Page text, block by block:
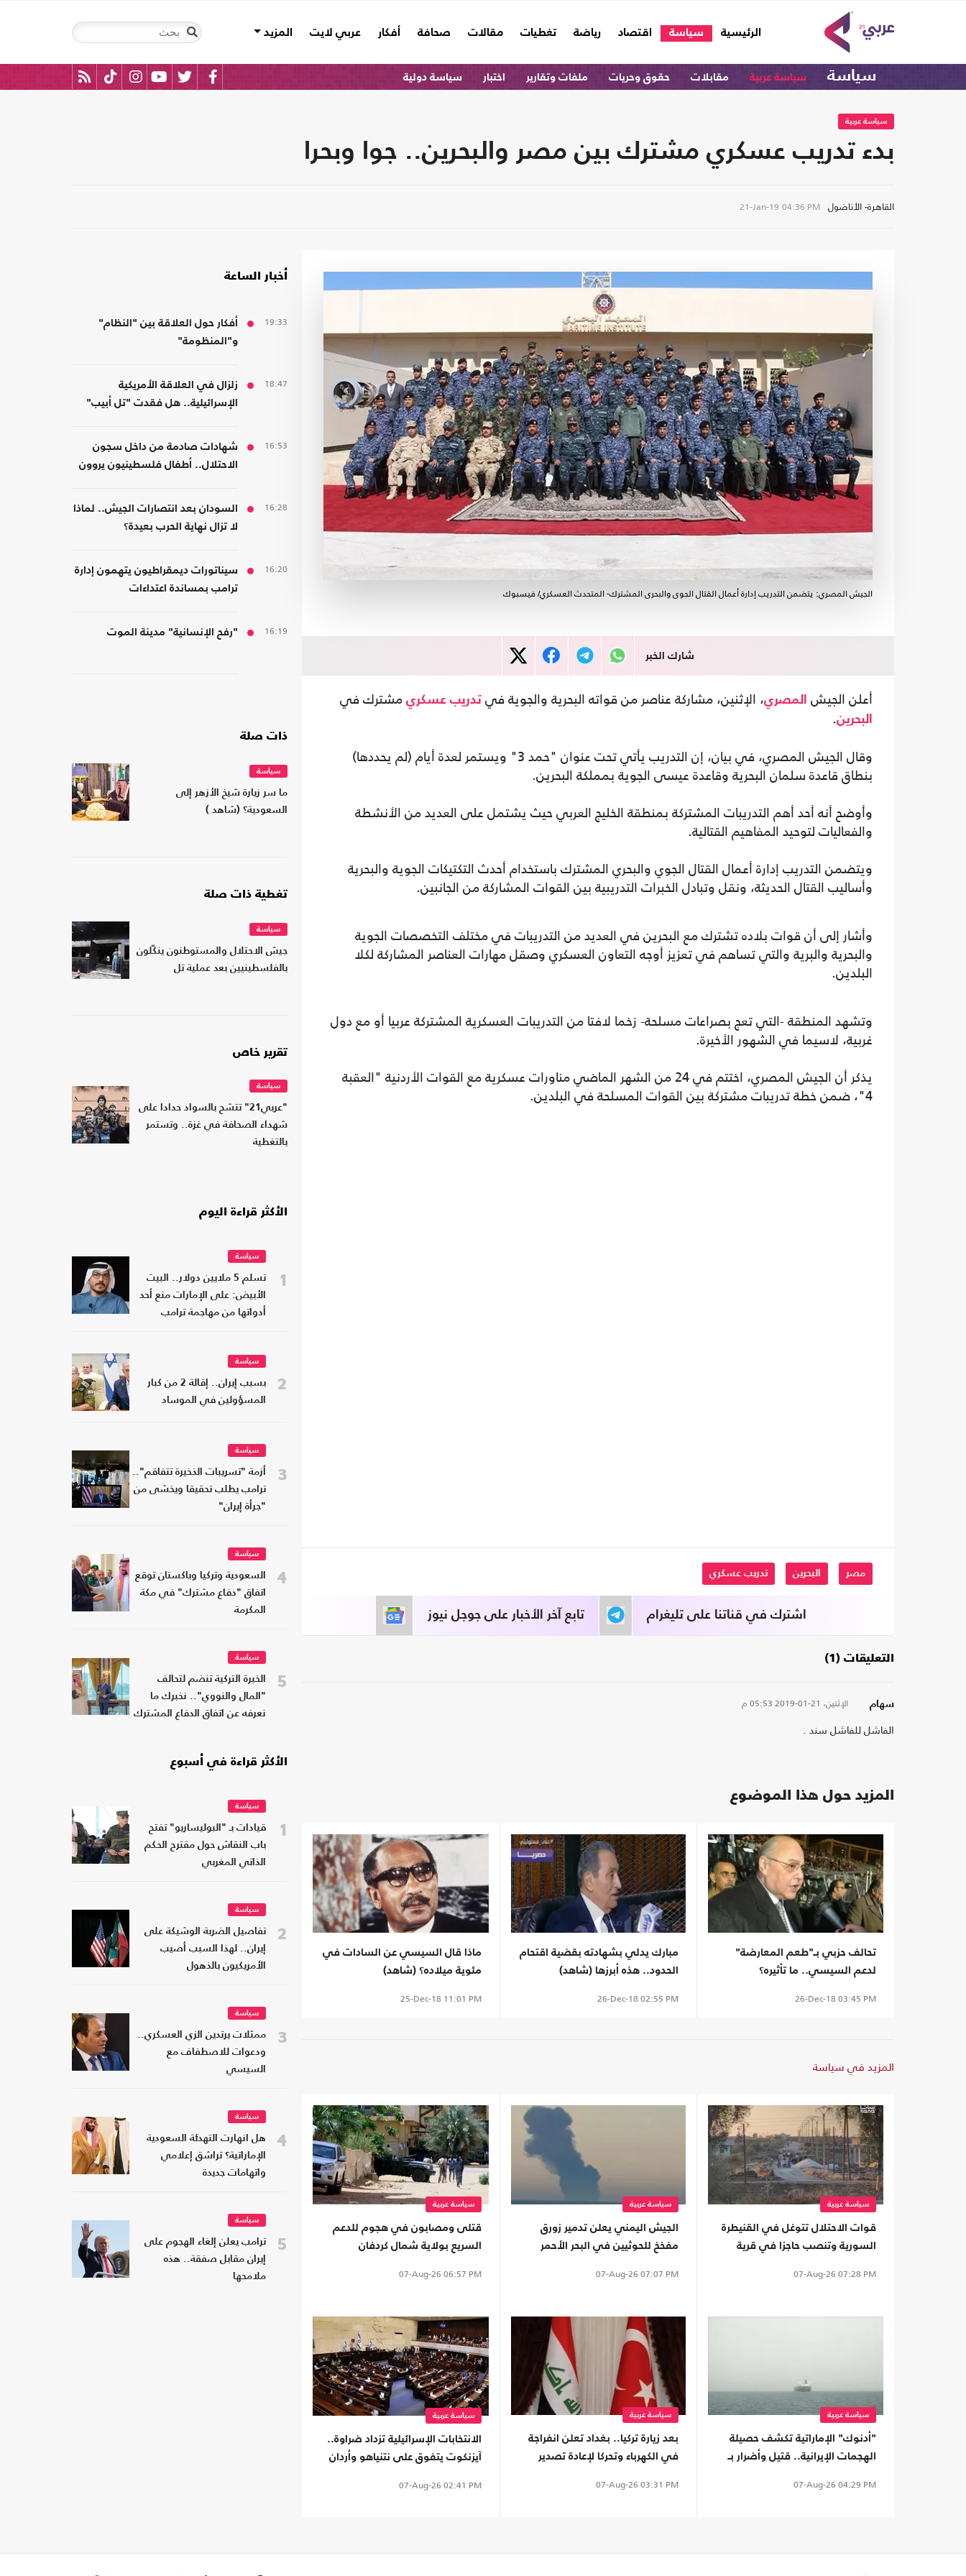
الرئيسية
(current) سياسة اقتصاد رياضة تغطيات مقالات صحافة أفكار عربي لايت المزيد
سياسة سياسة عربية مقابلات حقوق وحريات ملفات وتقارير اختبار سياسة دولية
سياسة عربية
بدء تدريب عسكري مشترك بين مصر والبحرين.. جوا وبحرا
القاهرة- الأناضول 21-Jan-19 04:36 PM
الجيش المصري: يتضمن التدريب إدارة أعمال القتال الجوى والبحرى المشترك- المتحدث العسكري/ فيسبوك
شارك الخبر
أعلن الجيش المصري، الإثنين، مشاركة عناصر من قواته البحرية والجوية في تدريب عسكري مشترك في
البحرين.
وقال الجيش المصري، في بيان، إن التدريب يأتي تحت عنوان "حمد 3" ويستمر لعدة أيام (لم يحددها)
بنطاق قاعدة سلمان البحرية وقاعدة عيسى الجوية بمملكة البحرين.
وأوضح أنه أحد أهم التدريبات المشتركة بمنطقة الخليج العربي حيث يشتمل على العديد من الأنشطة
والفعاليات لتوحيد المفاهيم القتالية.
ويتضمن التدريب إدارة أعمال القتال الجوي والبحري المشترك باستخدام أحدث التكتيكات الجوية والبحرية
وأساليب القتال الحديثة، ونقل وتبادل الخبرات التدريبية بين القوات المشاركة من الجانبين.
وأشار إلى أن قوات بلاده تشترك مع البحرين في العديد من التدريبات في مختلف التخصصات الجوية
والبحرية والبرية والتي تساهم في تعزيز أوجه التعاون العسكري وصقل مهارات العناصر المشاركة لكلا
البلدين.
وتشهد المنطقة -التي تعج بصراعات مسلحة- زخما لافتا من التدريبات العسكرية المشتركة عربيا أو مع دول
غربية، لاسيما في الشهور الأخيرة.
يذكر أن الجيش المصري، اختتم في 24 من الشهر الماضي مناورات عسكرية مع القوات الأردنية "العقبة
4"، ضمن خطة تدريبات مشتركة بين القوات المسلحة في البلدين.
مصر البحرين تدريب عسكري
تابع آخر الأخبار على جوجل نيوز اشترك في قناتنا على تليغرام
التعليقات (1)
سهام الإثنين، 21-01-2019 05:53 م
الفاشل للفاشل سند .
المزيد حول هذا الموضوع
تحالف حزبي بـ"طعم المعارضة"
لدعم السيسي.. ما تأثيره؟
26-Dec-18 03:45 PM
مبارك يدلي بشهادته بقضية اقتحام
الحدود.. هذه أبرزها (شاهد)
26-Dec-18 02:55 PM
ماذا قال السيسي عن السادات في
مئوية ميلاده؟ (شاهد)
25-Dec-18 11:01 PM
المزيد في سياسة
سياسة عربية
قوات الاحتلال تتوغل في القنيطرة
السورية وتنصب حاجزا في قرية
07-Aug-26 07:28 PM
سياسة عربية
الجيش اليمني يعلن تدمير زورق
مفخخ للحوثيين في البحر الأحمر
07-Aug-26 07:07 PM
سياسة عربية
قتلى ومصابون في هجوم للدعم
السريع بولاية شمال كردفان
07-Aug-26 06:57 PM
سياسة عربية
"أدنوك" الإماراتية تكشف حصيلة
الهجمات الإيرانية.. قتيل وأضرار بـ
07-Aug-26 04:29 PM
سياسة عربية
بعد زيارة تركيا.. بغداد تعلن انفراجة
في الكهرباء وتحركا لإعادة تصدير
07-Aug-26 03:31 PM
سياسة عربية
الانتخابات الإسرائيلية تزداد ضراوة..
آيزنكوت يتفوق على نتنياهو وأردان
07-Aug-26 02:41 PM
أخبار الساعة
19:33
أفكار حول العلاقة بين "النظام"
و"المنظومة"
18:47
زلزال في العلاقة الأمريكية
الإسرائيلية.. هل فقدت "تل أبيب"
16:53
شهادات صادمة من داخل سجون
الاحتلال.. أطفال فلسطينيون يروون
16:28
السودان بعد انتصارات الجيش.. لماذا
لا تزال نهاية الحرب بعيدة؟
16:20
سيناتورات ديمقراطيون يتهمون إدارة
ترامب بمساندة اعتداءات
16:19 "رفح الإنسانية" مدينة الموت
ذات صلة
سياسة
ما سر زيارة شيخ الأزهر إلى
السعودية؟ (شاهد )
تغطية ذات صلة
سياسة
جيش الاحتلال والمستوطنون ينكّلون
بالفلسطينيين بعد عملية تل
تقرير خاص
سياسة
"عربي21" تتشح بالسواد حدادا على
شهداء الصحافة في غزة.. وتستمر
بالتغطية
الأكثر قراءة اليوم
1
سياسة
تسلم 5 ملايين دولار.. البيت
الأبيض: على الإمارات منع أحد
أدواتها من مهاجمة ترامب
2
سياسة
بسبب إيران.. إقالة 2 من كبار
المسؤولين في الموساد
3
سياسة
أزمة "تسريبات الذخيرة تتفاقم"..
ترامب يطلب تحقيقا ويخشى من
"جرأة إيران"
4
سياسة
السعودية وتركيا وباكستان توقع
اتفاق "دفاع مشترك" في مكة
المكرمة
5
سياسة
الخبرة التركية تنضم لتحالف
"المال والنووي".. نخبرك ما
نعرفه عن اتفاق الدفاع المشترك
الأكثر قراءة في أسبوع
1
سياسة
قيادات بـ "البوليساريو" تفتح
باب النقاش حول مقترح الحكم
الذاتي المغربي
2
سياسة
تفاصيل الضربة الوشيكة على
إيران.. لهذا السبب أصيب
الأمريكيون بالذهول
3
سياسة
ممثلات يرتدين الزي العسكري..
ودعوات للاصطفاف مع
السيسي
4
سياسة
هل انهارت التهدئة السعودية
الإماراتية؟ تراشق إعلامي
واتهامات جديدة
5
سياسة
ترامب يعلن إلغاء الهجوم على
إيران مقابل صفقة.. هذه
ملامحها